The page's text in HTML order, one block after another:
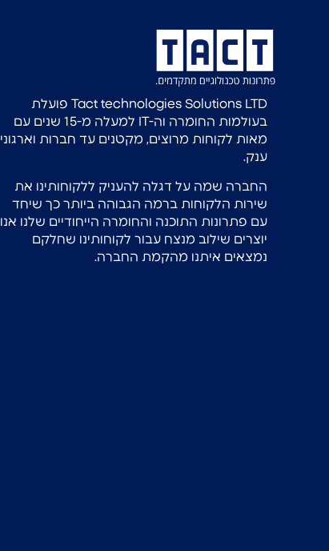
Tact technologies Solutions LTD פועלת
בעולמות החומרה וה-IT למעלה מ-15 שנים עם
מאות לקוחות מרוצים, מקטנים עד חברות וארגוני
ענק.
החברה שמה על דגלה להעניק ללקוחותינו את
שירות הלקוחות ברמה הגבוהה ביותר כך שיחד
עם פתרונות התוכנה והחומרה הייחודיים שלנו אנו
יוצרים שילוב מנצח עבור לקוחותינו שחלקם
נמצאים איתנו מהקמת החברה.